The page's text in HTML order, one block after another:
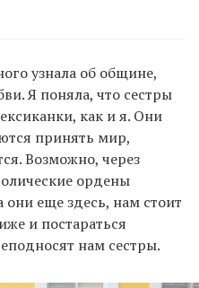
узнала об общине,
Я поняла, что сестры
как и я. Они
принять мир,
Возможно, через
ордены
они еще здесь, нам стоит
и постараться
нам сестры.